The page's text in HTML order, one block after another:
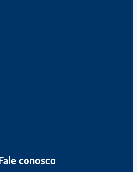
Fale conosco